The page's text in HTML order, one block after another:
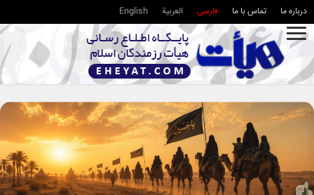
درباره ما تماس با ما فارسی العربية English